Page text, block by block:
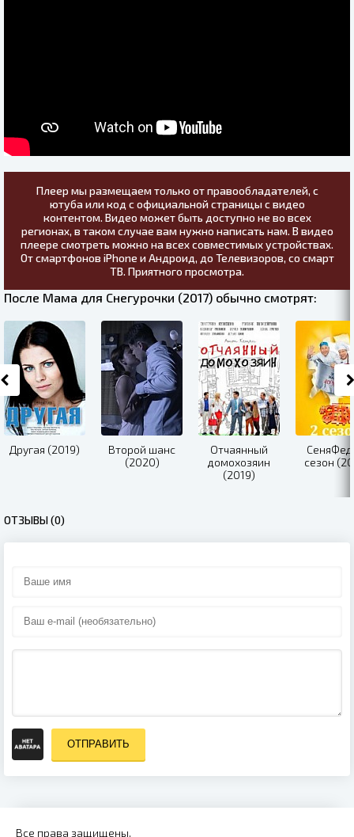
Плеер мы размещаем только от правообладателей, с
ютуба или код с официальной страницы с видео
контентом. Видео может быть доступно не во всех
регионах, в таком случае вам нужно написать нам. В видео
плеере смотреть можно на всех совместимых устройствах.
От смартфонов iPhone и Андроид, до Телевизоров, со смарт
ТВ. Приятного просмотра.
После Мама для Снегурочки (2017) обычно смотрят:
Другая (2019)
Второй шанс
(2020)
Отчаянный
домохозяин
(2019)
сезон
ОТЗЫВЫ (0)
ОТПРАВИТЬ
Все права защищены.